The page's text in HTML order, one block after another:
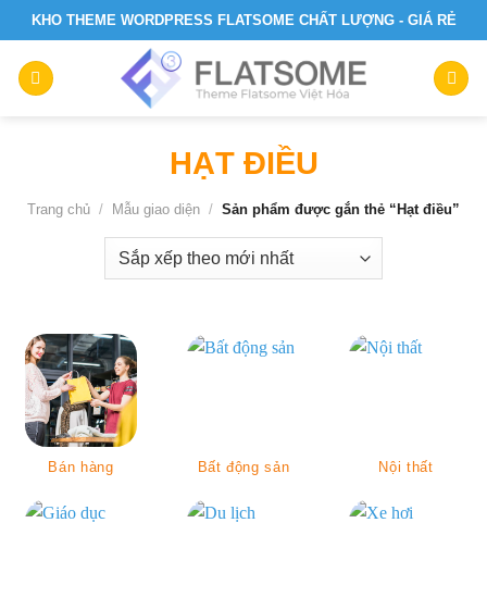
Skip
to
content
KHO THEME WORDPRESS FLATSOME CHẤT LƯỢNG - GIÁ RẺ
HẠT ĐIỀU
Trang chủ / Mẫu giao diện / Sản phẩm được gắn thẻ “Hạt điều”
Bán hàng Bất động sản Nội thất